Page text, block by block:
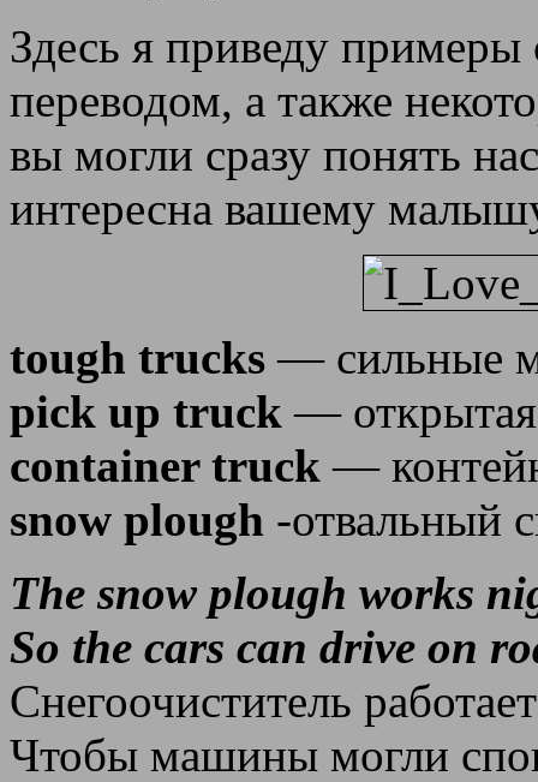
Здесь я приведу
переводом, а также
вы могли сразу понять
интересна вашему
tough trucks — сильные
pick up truck —
container truck —
snow plough -отвальный
The snow plough works
So the cars can drive on
Снегоочиститель
Чтобы машины могли